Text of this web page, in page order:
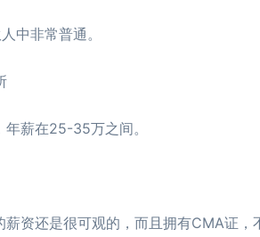
中非常普通。
薪在25-35万之间。
还是很可观的，而且拥有CMA证，